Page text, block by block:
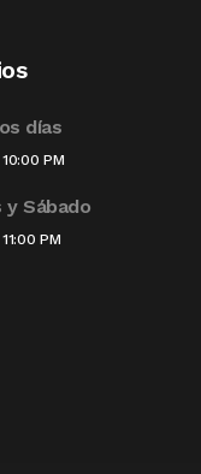
días
PM
y Sábado
PM